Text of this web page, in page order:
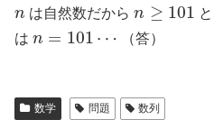
n は自然数だからn ≥ 101
は n = 101 ⋯ （答）
数学 問題 数列